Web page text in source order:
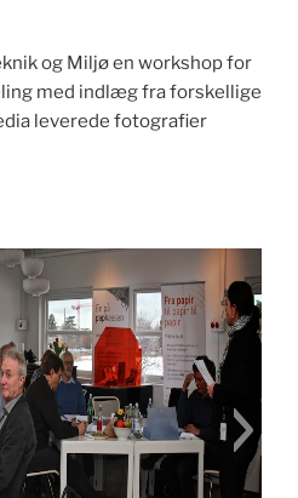
og Miljø en work­shop for
med indlæg fra forskel­lige
lev­erede fotografi­er